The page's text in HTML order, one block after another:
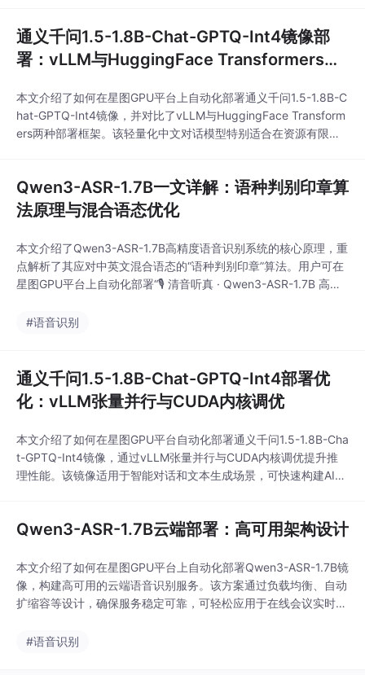
通义千问1.5-1.8B-Chat-GPTQ-Int4镜像部
署：vLLM与HuggingFace Transformers对
本文介绍了如何在星图GPU平台上自动化部署通义千问1.5-1.8B-C
hat-GPTQ-Int4镜像，并对比了vLLM与HuggingFace Transform
ers两种部署框架。该轻量化中文对话模型特别适合在资源有限的
Qwen3-ASR-1.7B一文详解：语种判别印章算
法原理与混合语态优化
本文介绍了Qwen3-ASR-1.7B高精度语音识别系统的核心原理，重
点解析了其应对中英文混合语态的“语种判别印章”算法。用户可在
星图GPU平台上自动化部署“🎙️ 清音听真 · Qwen3-ASR-1.7B 高精
议、跨国交流等需要实时、准确转录中英混杂语音内容的场景。
#语音识别
通义千问1.5-1.8B-Chat-GPTQ-Int4部署优
化：vLLM张量并行与CUDA内核调优
本文介绍了如何在星图GPU平台自动化部署通义千问1.5-1.8B-Cha
t-GPTQ-Int4镜像，通过vLLM张量并行与CUDA内核调优提升推
理性能。该镜像适用于智能对话和文本生成场景，可快速构建AI助
Qwen3-ASR-1.7B云端部署：高可用架构设计
本文介绍了如何在星图GPU平台上自动化部署Qwen3-ASR-1.7B镜
像，构建高可用的云端语音识别服务。该方案通过负载均衡、自动
扩缩容等设计，确保服务稳定可靠，可轻松应用于在线会议实时转
#语音识别